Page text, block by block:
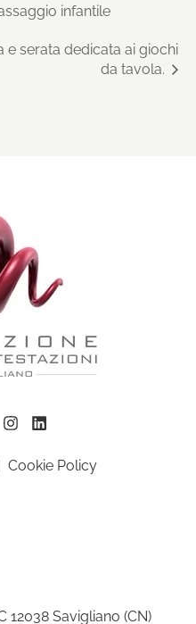
infantile
e serata dedicata ai giochi
da tavola.
Cookie Policy
12038 Savigliano (CN)